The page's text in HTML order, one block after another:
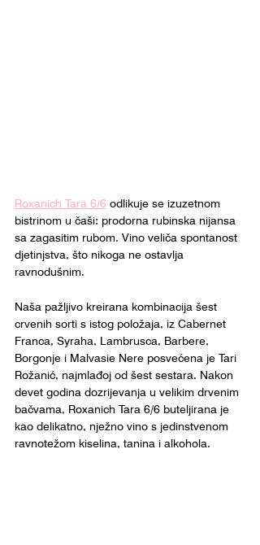
Roxanich Tara 6/6 odlikuje se izuzetnom
bistrinom u čaši: prodorna rubinska nijansa
sa zagasitim rubom. Vino veliča spontanost
djetinjstva, što nikoga ne ostavlja
ravnodušnim.
Naša pažljivo kreirana kombinacija šest
crvenih sorti s istog položaja, iz Cabernet
Franca, Syraha, Lambrusca, Barbere,
Borgonje i Malvasie Nere posvećena je Tari
Rožanić, najmlađoj od šest sestara. Nakon
devet godina dozrijevanja u velikim drvenim
bačvama, Roxanich Tara 6/6 buteljirana je
kao delikatno, nježno vino s jedinstvenom
ravnotežom kiselina, tanina i alkohola.